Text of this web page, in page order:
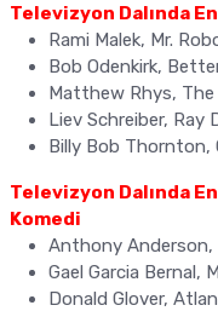
Televizyon Dalında
Rami Malek, Mr.
Bob Odenkirk,
Matthew Rhys, The
Liev Schreiber, Ray
Billy Bob Thornton,
Televizyon Dalında
Komedi
Anthony Anderson,
Gael Garcia Bernal,
Donald Glover,